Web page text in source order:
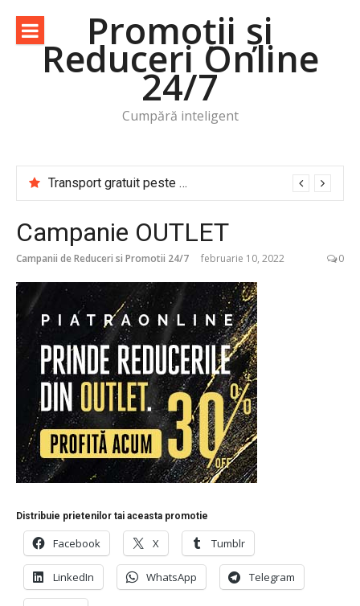
conținut
Promoții și
Reduceri Online
24/7
Cumpără inteligent
Transport gratuit peste 50 lei! -83% -50% -30% -20%
Campanie OUTLET
Campanii de Reduceri si Promotii 24/7 februarie 10, 2022 0
Distribuie prietenilor tai aceasta promotie
Facebook X Tumblr
LinkedIn WhatsApp Telegram